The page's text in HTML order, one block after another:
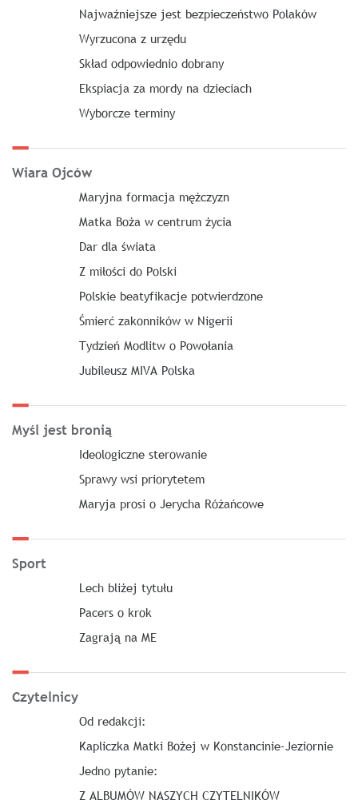
Najważniejsze jest bezpieczeństwo Polaków
Wyrzucona z urzędu
Skład odpowiednio dobrany
Ekspiacja za mordy na dzieciach
Wyborcze terminy
Wiara Ojców
Maryjna formacja mężczyzn
Matka Boża w centrum życia
Dar dla świata
Z miłości do Polski
Polskie beatyfikacje potwierdzone
Śmierć zakonników w Nigerii
Tydzień Modlitw o Powołania
Jubileusz MIVA Polska
Myśl jest bronią
Ideologiczne sterowanie
Sprawy wsi priorytetem
Maryja prosi o Jerycha Różańcowe
Sport
Lech bliżej tytułu
Pacers o krok
Zagrają na ME
Czytelnicy
Od redakcji:
Kapliczka Matki Bożej w Konstancinie-Jeziornie
Jedno pytanie:
Z ALBUMÓW NASZYCH CZYTELNIKÓW